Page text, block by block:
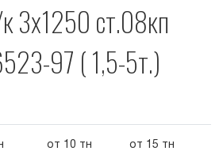
3х1250 ст.08кп
97 ( 1,5-5т.)
от 10 тн от 15 тн